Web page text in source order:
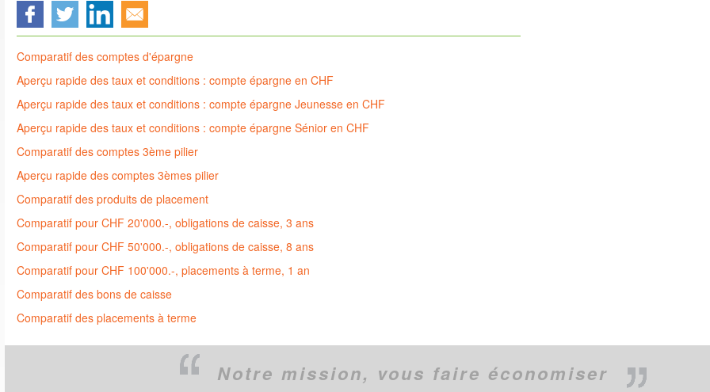
Comparatif des comptes d'épargne
Aperçu rapide des taux et conditions : compte épargne en CHF
Aperçu rapide des taux et conditions : compte épargne Jeunesse en CHF
Aperçu rapide des taux et conditions : compte épargne Sénior en CHF
Comparatif des comptes 3ème pilier
Aperçu rapide des comptes 3èmes pilier
Comparatif des produits de placement
Comparatif pour CHF 20'000.-, obligations de caisse, 3 ans
Comparatif pour CHF 50'000.-, obligations de caisse, 8 ans
Comparatif pour CHF 100'000.-, placements à terme, 1 an
Comparatif des bons de caisse
Comparatif des placements à terme
Notre mission, vous faire économiser